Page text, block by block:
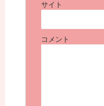
サイト
コメント